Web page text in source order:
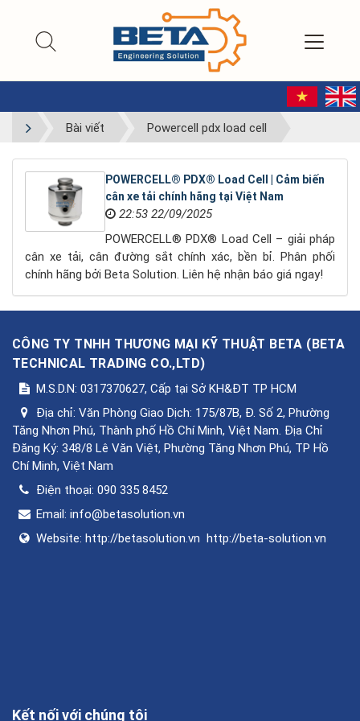
Bài viết Powercell pdx load cell
POWERCELL® PDX® Load Cell | Cảm biến
cân xe tải chính hãng tại Việt Nam
22:53 22/09/2025
POWERCELL® PDX® Load Cell – giải pháp
cân xe tải, cân đường sắt chính xác, bền bỉ. Phân phối
chính hãng bởi Beta Solution. Liên hệ nhận báo giá ngay!
CÔNG TY TNHH THƯƠNG MẠI KỸ THUẬT BETA (BETA
TECHNICAL TRADING CO.,LTD)
M.S.D.N: 0317370627, Cấp tại Sở KH&ĐT TP HCM
Địa chỉ: Văn Phòng Giao Dịch: 175/87B, Đ. Số 2, Phường
Tăng Nhơn Phú, Thành phố Hồ Chí Minh, Việt Nam. Địa Chỉ
Đăng Ký: 348/8 Lê Văn Việt, Phường Tăng Nhơn Phú, TP Hồ
Chí Minh, Việt Nam
Điện thoại: 090 335 8452
Email: info@betasolution.vn
Website: http://betasolution.vn http://beta-solution.vn
Kết nối với chúng tôi